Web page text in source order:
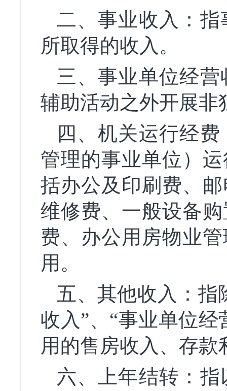
二、事业收入：
所取得的收入。
三、事业单位经
辅助活动之外开展非
四、机关运行经
管理的事业单位）
括办公及印刷费、
维修费、一般设备
费、办公用房物业
用。
五、其他收入：指
收入”、“事业单位
用的售房收入、存款
六、上年结转：